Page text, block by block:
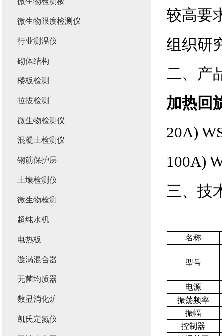
较高要
组织研
二、产
加热回
20A)
100A)
三、技
名称
型号
电源
振荡频率
振幅
控制器
微生物限度检测仪
行业测温仪
砌体结构
楼板检测
拉拔检测
微生物检测仪
混凝土检测仪
钢筋保护层
土壤检测仪
微生物检测
超纯水机
电热板
漩涡混合器
无菌均质器
数显消化炉
凯氏定氮仪